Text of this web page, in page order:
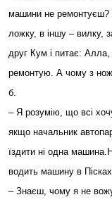
машини не ремонтуєш?
ложку, в іншу – вилку,
друг Кум і питає:
ремонтую. А чому з
б.
– Я розумію, що всі
якщо начальник
їздити ні одна
водить машину в
– Знаєш, чому я не